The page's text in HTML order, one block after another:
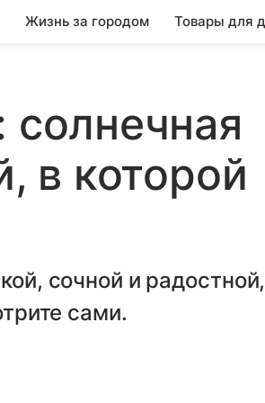
Жизнь за городом Товары для
в которой
сочной и
сами.